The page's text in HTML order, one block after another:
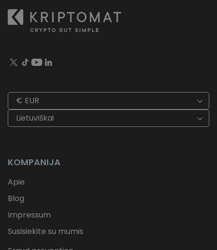
€ EUR
Lietuviškai
KOMPANIJA
Apie
Blog
Impressum
Susisiekite su mumis